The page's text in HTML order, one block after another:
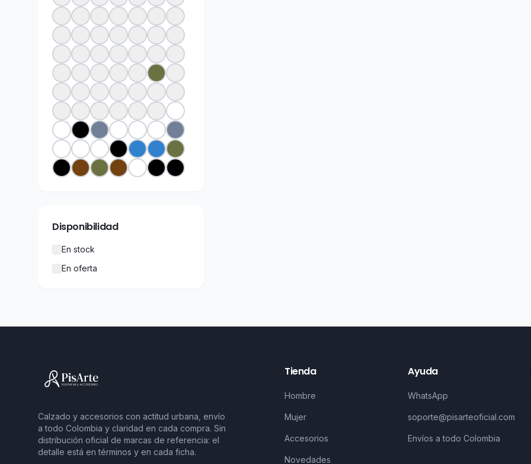
Disponibilidad
En stock
En oferta
Calzado y accesorios con actitud urbana, envío
a todo Colombia y claridad en cada compra. Sin
distribución oficial de marcas de referencia: el
detalle está en términos y en cada ficha.
Tienda
Hombre
Mujer
Accesorios
Novedades
Ayuda
WhatsApp
soporte@pisarteoficial.com
Envíos a todo Colombia